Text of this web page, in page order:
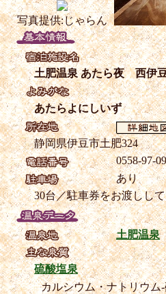
写真提供:じゃらん
土肥温泉 あたら夜 西伊
あたらよにしいず
静岡県伊豆市土肥324
0558-97-
あり
30台／駐車券をお渡しし
土肥温泉
硫酸塩泉
カルシウム・ナトリウム